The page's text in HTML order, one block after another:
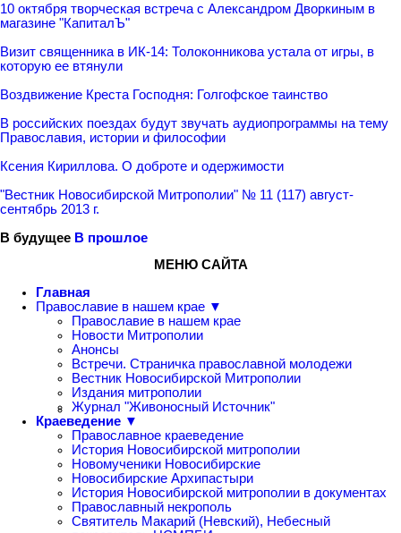
10 октября творческая встреча с Александром Дворкиным в
магазине "КапиталЪ"
Визит священника в ИК-14: Толоконникова устала от игры, в
которую ее втянули
Воздвижение Креста Господня: Голгофское таинство
В российских поездах будут звучать аудиопрограммы на тему
Православия, истории и философии
Ксения Кириллова. О доброте и одержимости
"Вестник Новосибирской Митрополии" № 11 (117) август-
сентябрь 2013 г.
В будущее В прошлое
МЕНЮ САЙТА
Главная
Православие в нашем крае ▼
Православие в нашем крае
Новости Митрополии
Анонсы
Встречи. Страничка православной молодежи
Вестник Новосибирской Митрополии
Издания митрополии
Журнал "Живоносный Источник"
Краеведение ▼
Православное краеведение
История Новосибирской митрополии
Новомученики Новосибирские
Новосибирские Архипастыри
История Новосибирской митрополии в документах
Православный некрополь
Святитель Макарий (Невский), Небесный